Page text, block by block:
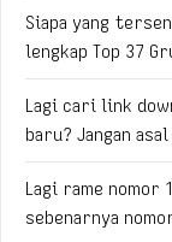
Siapa yang
lengkap Top 37
Lagi cari link
baru? Jangan
Lagi rame nomor
sebenarnya